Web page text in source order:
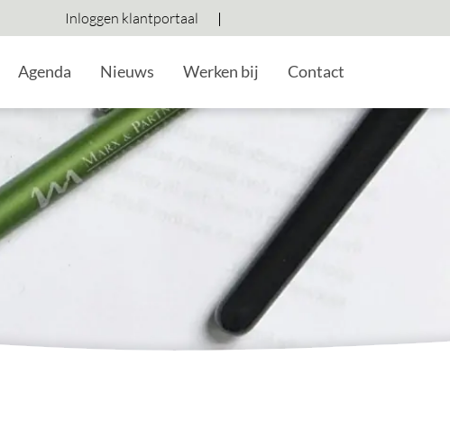
Inloggen klantportaal
Hoog contrast wisselen
Lettergrootte vergroten
Lettergrootte
Agenda Nieuws Werken bij Contact